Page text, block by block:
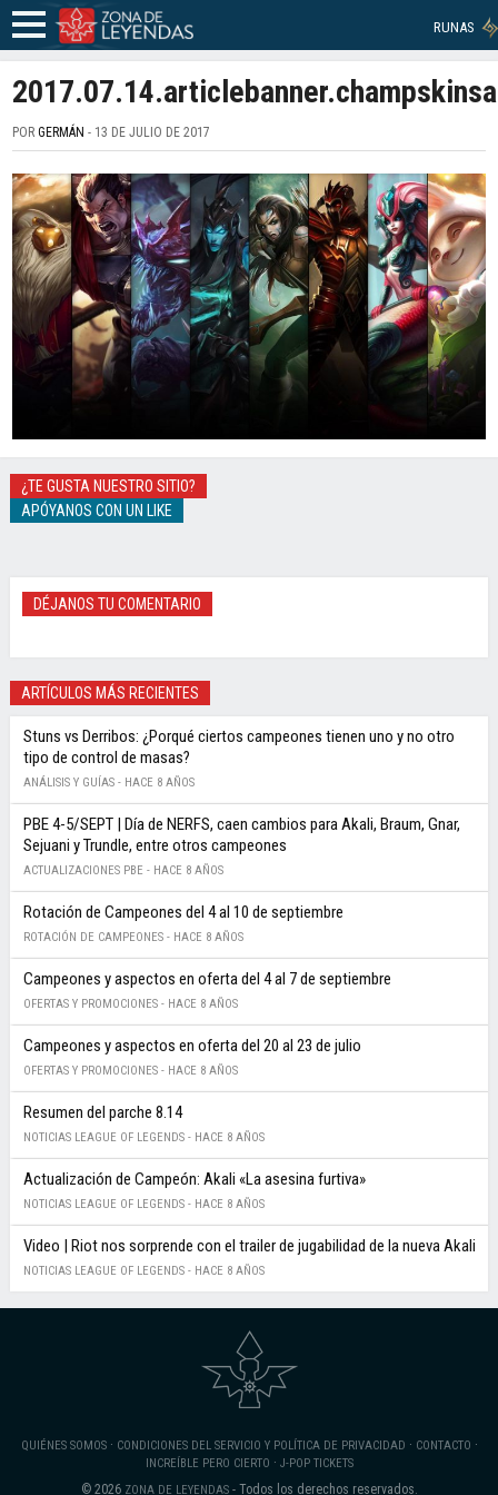
RUNAS
PORGERMÁN - 13 DE JULIO DE 2017
¿TE GUSTA NUESTRO SITIO?
APÓYANOS CON UN LIKE
DÉJANOS TU COMENTARIO
ARTÍCULOS MÁS RECIENTES
Stuns vs Derribos: ¿Porqué ciertos campeones tienen uno y no otro
tipo de control de masas?
ANÁLISIS Y GUÍAS - HACE 8 AÑOS
PBE 4-5/SEPT | Día de NERFS, caen cambios para Akali, Braum, Gnar,
Sejuani y Trundle, entre otros campeones
ACTUALIZACIONES PBE - HACE 8 AÑOS
Rotación de Campeones del 4 al 10 de septiembre
ROTACIÓN DE CAMPEONES - HACE 8 AÑOS
Campeones y aspectos en oferta del 4 al 7 de septiembre
OFERTAS Y PROMOCIONES - HACE 8 AÑOS
Campeones y aspectos en oferta del 20 al 23 de julio
OFERTAS Y PROMOCIONES - HACE 8 AÑOS
Resumen del parche 8.14
NOTICIAS LEAGUE OF LEGENDS - HACE 8 AÑOS
Actualización de Campeón: Akali «La asesina furtiva»
NOTICIAS LEAGUE OF LEGENDS - HACE 8 AÑOS
Video | Riot nos sorprende con el trailer de jugabilidad de la nueva Akali
NOTICIAS LEAGUE OF LEGENDS - HACE 8 AÑOS
QUIÉNES SOMOS· CONDICIONES DEL SERVICIO Y POLÍTICA DE PRIVACIDAD · CONTACTO ·
INCREÍBLE PERO CIERTO · J-POP TICKETS
© 2026 ZONA DE LEYENDAS- Todos los derechos reservados.